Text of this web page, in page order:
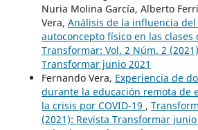
Nuria Molina García, Alberto
Vera, Análisis de la influencia
autoconcepto físico en las clases
Transformar: Vol. 2 Núm. 2
Transformar junio 2021
Fernando Vera, Experiencia de
durante la educación remota de
la crisis por COVID-19 ,
(2021): Revista Transformar junio